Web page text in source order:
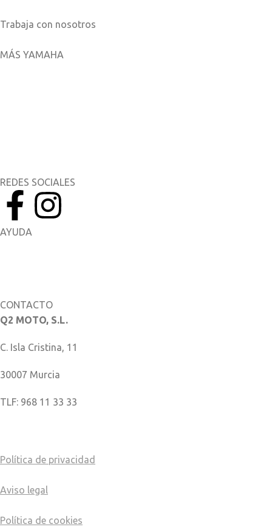
Trabaja con nosotros
MÁS YAMAHA
REDES SOCIALES
AYUDA
CONTACTO
Q2 MOTO, S.L.
C. Isla Cristina, 11
30007 Murcia
TLF: 968 11 33 33
Política de privacidad
Aviso legal
Política de cookies